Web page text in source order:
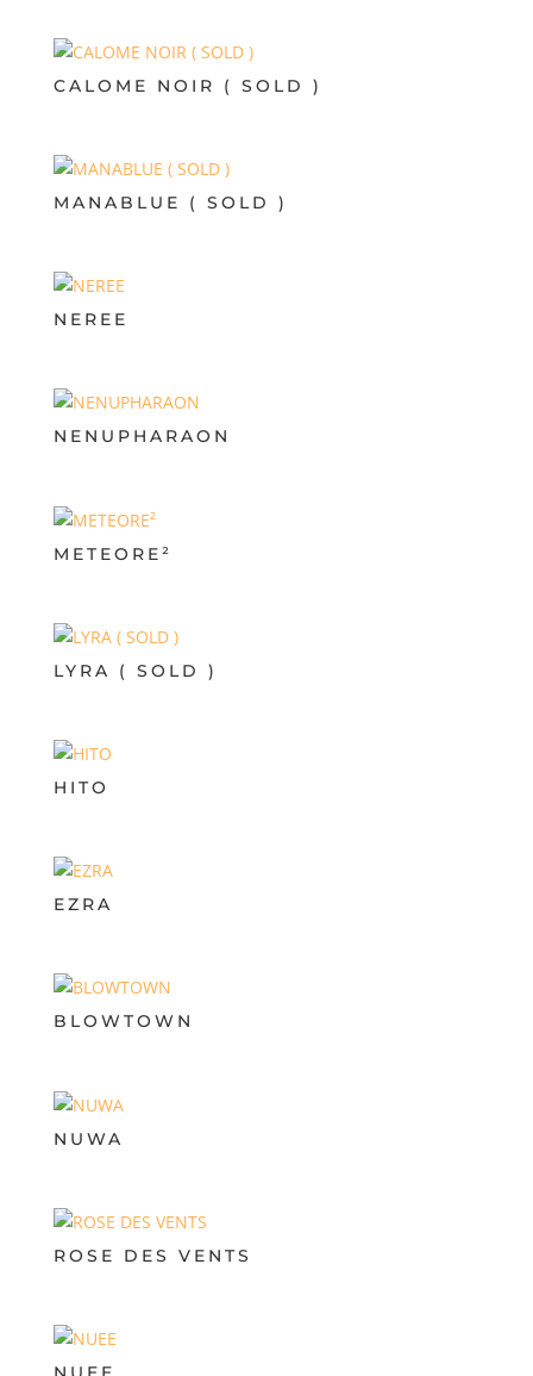
CALOME NOIR ( SOLD )
MANABLUE ( SOLD )
NEREE
NENUPHARAON
METEORE²
LYRA ( SOLD )
HITO
EZRA
BLOWTOWN
NUWA
ROSE DES VENTS